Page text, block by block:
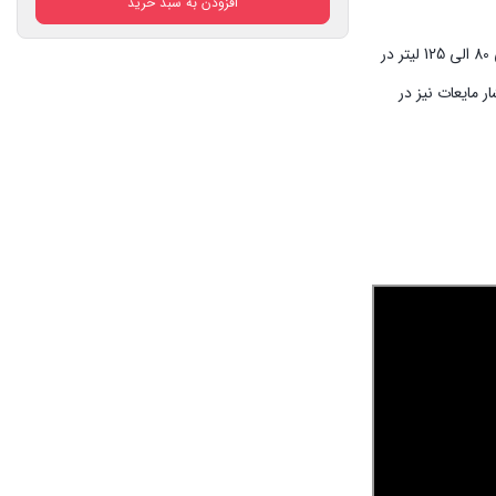
این پمپ سمپاشی دارای 3 خروجی است. دو خروجی مربوط به شیلنگ سمپاشی و یک خروجی یک اینچ برای پر کردن مخزن می باشد. این سمپاش دارای خروجی 80 الی 125 لیتر در
فشار مایعات نیز در
فعلی:
51,510,000 تومان.